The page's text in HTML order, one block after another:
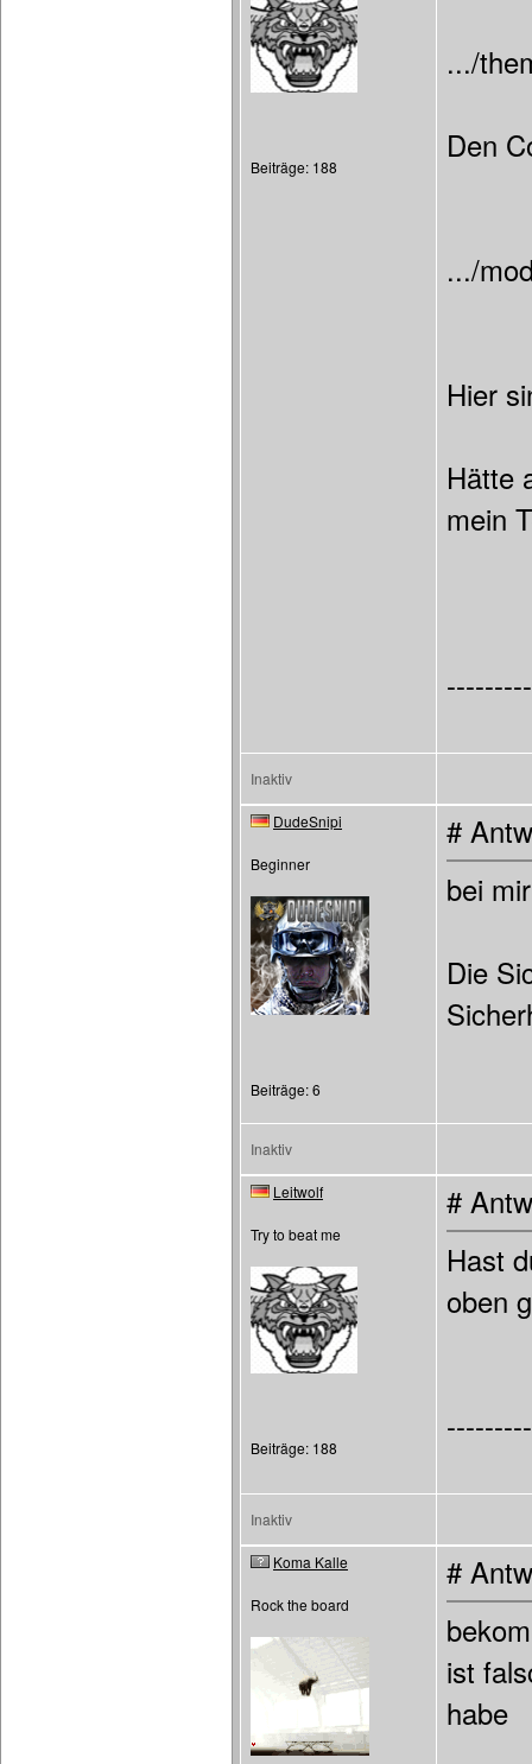
Beiträge: 188
.../
Den
.../
Hier
Hätte
mein
Inaktiv
DudeSnipi
Beginner
Beiträge: 6
#
bei
Die
Inaktiv
Leitwolf
Try to beat me
Beiträge: 188
#
Hast
oben
Inaktiv
Koma Kalle
Rock the board
#
ist
habe